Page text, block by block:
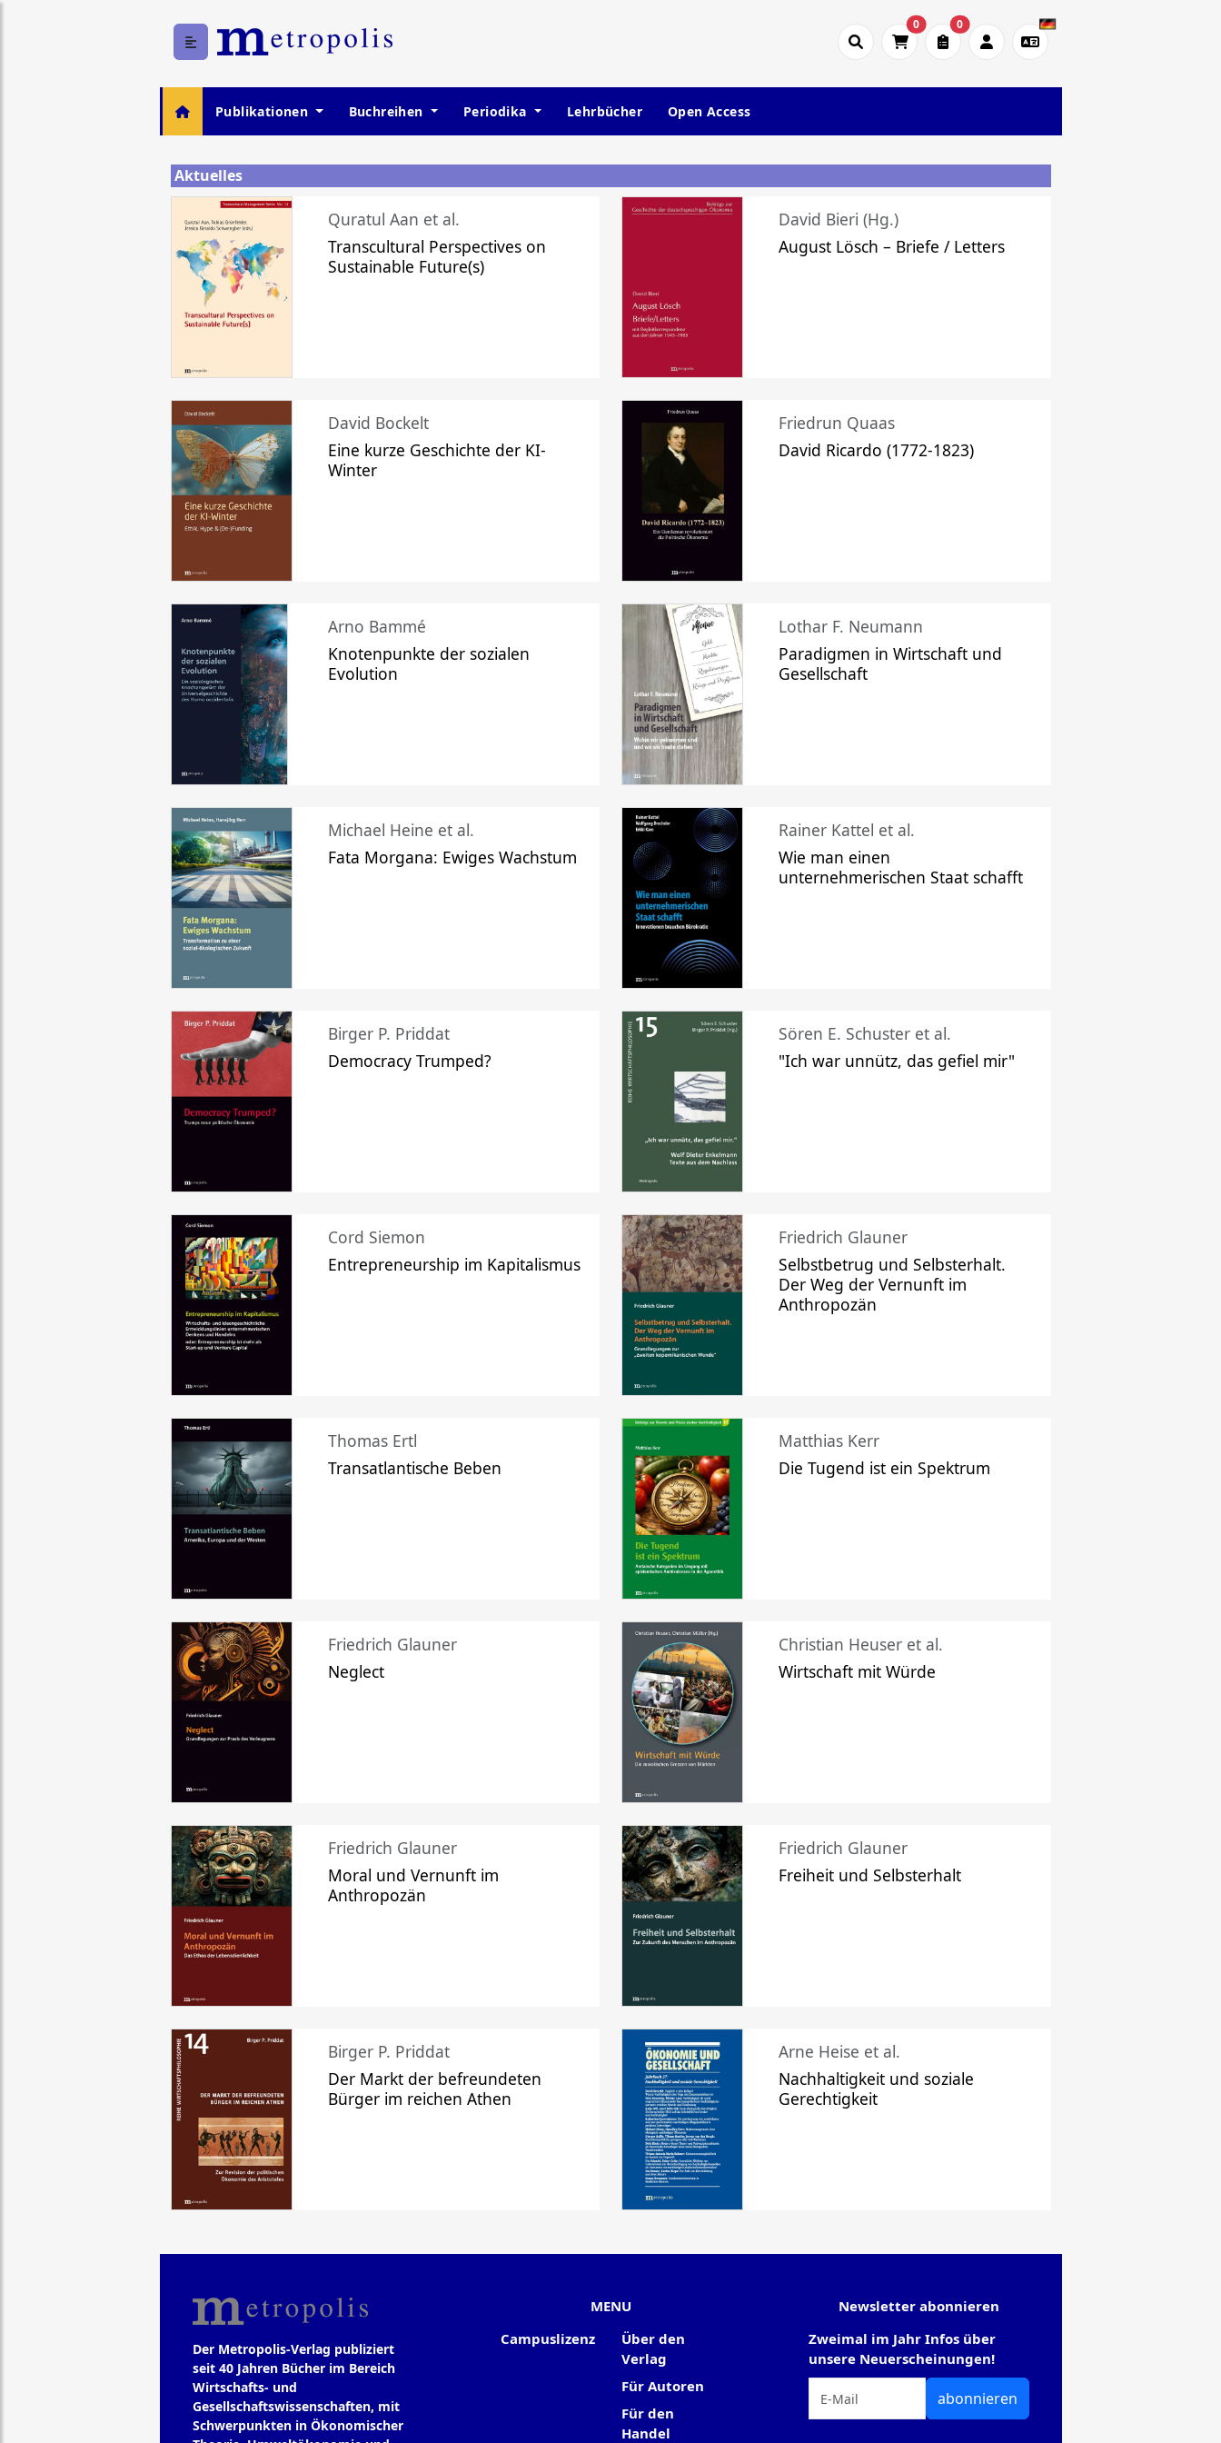
0 0
Publikationen Buchreihen Periodika Lehrbücher Open Access
Aktuelles
Quratul Aan et al.
Transcultural Perspectives on
Sustainable Future(s)
David Bieri (Hg.)
August Lösch – Briefe / Letters
David Bockelt
Eine kurze Geschichte der KI-
Winter
Friedrun Quaas
David Ricardo (1772-1823)
Arno Bammé
Knotenpunkte der sozialen
Evolution
Lothar F. Neumann
Paradigmen in Wirtschaft und
Gesellschaft
Michael Heine et al.
Fata Morgana: Ewiges Wachstum
Rainer Kattel et al.
Wie man einen
unternehmerischen Staat schafft
Birger P. Priddat
Democracy Trumped?
Sören E. Schuster et al.
"Ich war unnütz, das gefiel mir"
Cord Siemon
Entrepreneurship im Kapitalismus
Friedrich Glauner
Selbstbetrug und Selbsterhalt.
Der Weg der Vernunft im
Anthropozän
Thomas Ertl
Transatlantische Beben
Matthias Kerr
Die Tugend ist ein Spektrum
Friedrich Glauner
Neglect
Christian Heuser et al.
Wirtschaft mit Würde
Friedrich Glauner
Moral und Vernunft im
Anthropozän
Friedrich Glauner
Freiheit und Selbsterhalt
Birger P. Priddat
Der Markt der befreundeten
Bürger im reichen Athen
Arne Heise et al.
Nachhaltigkeit und soziale
Gerechtigkeit
Der Metropolis-Verlag publiziert
seit 40 Jahren Bücher im Bereich
Wirtschafts- und
Gesellschaftswissenschaften, mit
Schwerpunkten in Ökonomischer
MENU
Campuslizenz
Über den
Verlag
Für Autoren
Für den
Handel
Newsletter abonnieren
Zweimal im Jahr Infos über
unsere Neuerscheinungen!
abonnieren